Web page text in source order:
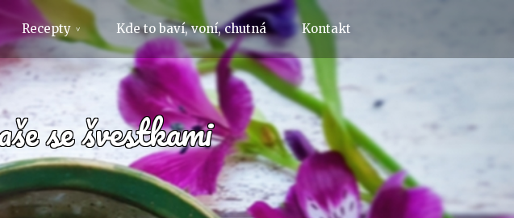
Recepty Kde to baví, voní, chutná Kontakt
se švestkami